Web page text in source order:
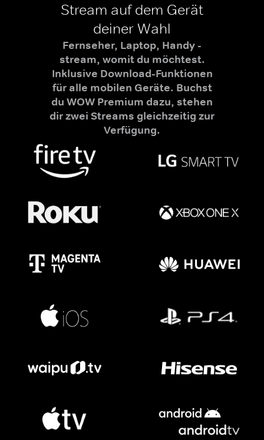
Stream auf dem Gerät
deiner Wahl
Fernseher, Laptop, Handy -
stream, womit du möchtest.
Inklusive Download-Funktionen
für alle mobilen Geräte. Buchst
du WOW Premium dazu, stehen
dir zwei Streams gleichzeitig zur
Verfügung.